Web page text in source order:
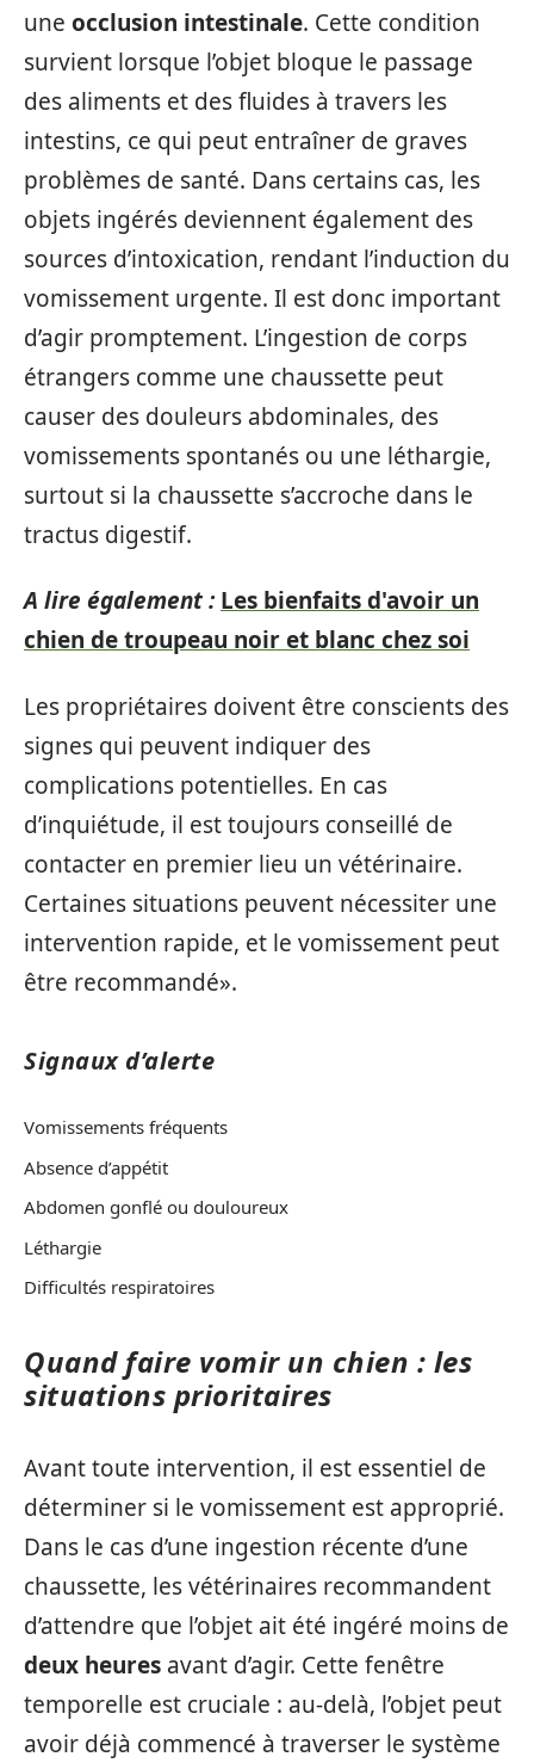
une occlusion intestinale. Cette condition
survient lorsque l’objet bloque le passage
des aliments et des fluides à travers les
intestins, ce qui peut entraîner de graves
problèmes de santé. Dans certains cas, les
objets ingérés deviennent également des
sources d’intoxication, rendant l’induction du
vomissement urgente. Il est donc important
d’agir promptement. L’ingestion de corps
étrangers comme une chaussette peut
causer des douleurs abdominales, des
vomissements spontanés ou une léthargie,
surtout si la chaussette s’accroche dans le
tractus digestif.
A lire également : Les bienfaits d'avoir un
chien de troupeau noir et blanc chez soi
Les propriétaires doivent être conscients des
signes qui peuvent indiquer des
complications potentielles. En cas
d’inquiétude, il est toujours conseillé de
contacter en premier lieu un vétérinaire.
Certaines situations peuvent nécessiter une
intervention rapide, et le vomissement peut
être recommandé».
Signaux d’alerte
Vomissements fréquents
Absence d’appétit
Abdomen gonflé ou douloureux
Léthargie
Difficultés respiratoires
Quand faire vomir un chien : les
situations prioritaires
Avant toute intervention, il est essentiel de
déterminer si le vomissement est approprié.
Dans le cas d’une ingestion récente d’une
chaussette, les vétérinaires recommandent
d’attendre que l’objet ait été ingéré moins de
deux heures avant d’agir. Cette fenêtre
temporelle est cruciale : au-delà, l’objet peut
avoir déjà commencé à traverser le système